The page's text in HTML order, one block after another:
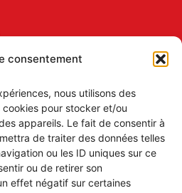
consentement
nous utilisons des
pour stocker et/ou
appareils. Le fait de consentir à
de traiter des données telles
ou les ID uniques sur ce
ou de retirer son
effet négatif sur certaines